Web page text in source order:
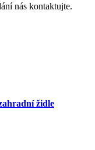
nás kontaktujte.
židle